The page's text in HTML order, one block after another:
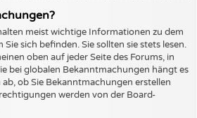
meist wichtige Informationen zu dem
Sie sich befinden. Sie sollten sie stets lesen.
oben auf jeder Seite des Forums, in
bei globalen Bekanntmachungen hängt es
ob Sie Bekanntmachungen erstellen
werden von der Board-